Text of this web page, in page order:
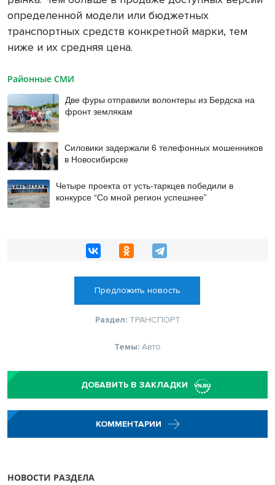
определенной модели или бюджетных
транспортных средств конкретной марки, тем
ниже и их средняя цена.
Районные СМИ
Две фуры отправили волонтеры из Бердска на
фронт землякам
Силовики задержали 6 телефонных мошенников
в Новосибирске
Четыре проекта от усть-таркцев победили в
конкурсе “Со мной регион успешнее”
Предложить новость
Раздел: ТРАНСПОРТ
Темы: Авто
ДОБАВИТЬ В ЗАКЛАДКИ
КОММЕНТАРИИ
НОВОСТИ РАЗДЕЛА